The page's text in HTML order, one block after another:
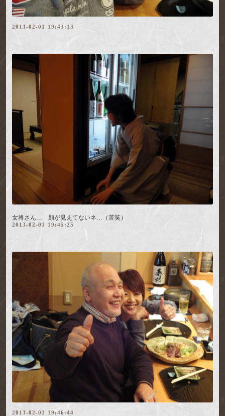
2013-02-01 19:43:13
女将さん… 顔が見えてないネ…（苦笑）
2013-02-01 19:45:25
2013-02-01 19:46:44